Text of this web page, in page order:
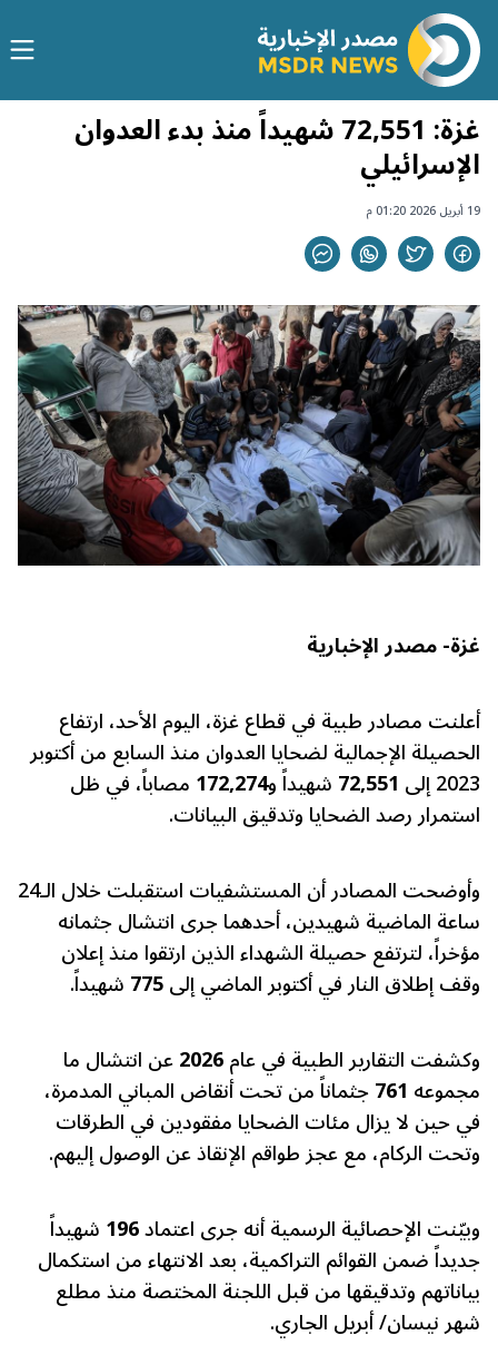
غزة: 72,551 شهيداً منذ بدء العدوان
الإسرائيلي
19 أبريل 2026 01:20 م
غزة- مصدر الإخبارية
أعلنت مصادر طبية في قطاع غزة، اليوم الأحد، ارتفاع
الحصيلة الإجمالية لضحايا العدوان منذ السابع من أكتوبر
2023 إلى 72,551شهيداً و172,274مصاباً، في ظل
استمرار رصد الضحايا وتدقيق البيانات.
وأوضحت المصادر أن المستشفيات استقبلت خلال الـ24
ساعة الماضية شهيدين، أحدهما جرى انتشال جثمانه
مؤخراً، لترتفع حصيلة الشهداء الذين ارتقوا منذ إعلان
وقف إطلاق النار في أكتوبر الماضي إلى775شهيداً.
وكشفت التقارير الطبية في عام2026عن انتشال ما
مجموعه 761جثماناً من تحت أنقاض المباني المدمرة،
في حين لا يزال مئات الضحايا مفقودين في الطرقات
وتحت الركام، مع عجز طواقم الإنقاذ عن الوصول إليهم.
وبيّنت الإحصائية الرسمية أنه جرى اعتماد196شهيداً
جديداً ضمن القوائم التراكمية، بعد الانتهاء من استكمال
بياناتهم وتدقيقها من قبل اللجنة المختصة منذ مطلع
شهر نيسان/ أبريل الجاري.